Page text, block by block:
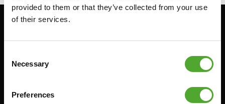
provided to them or that they’ve collected from your use
of their services.
Selection
Necessary
Preferences